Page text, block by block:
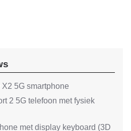
5G smartphone
2 5G telefoon met fysiek
met display keyboard (3D